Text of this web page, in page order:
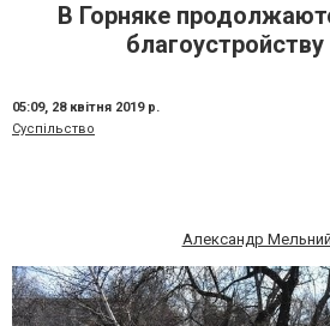
В Горняке
05:09, 28 квітня 2019 р.
Суспільство
Александр